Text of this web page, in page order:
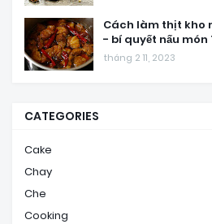
Cách làm thịt kho
- bí quyết nấu món
tháng 2 11, 2023
CATEGORIES
Cake
Chay
Che
Cooking